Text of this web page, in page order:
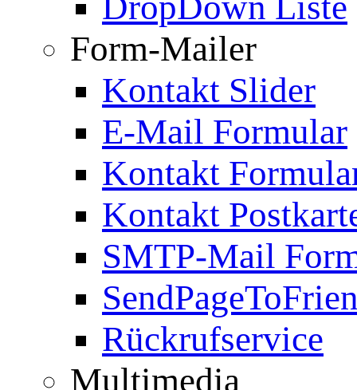
Form-Mailer
Kontakt Slider
E-Mail Formular
Kontakt
Kontakt
SMTP-Mail
Rückrufservice
Multimedia